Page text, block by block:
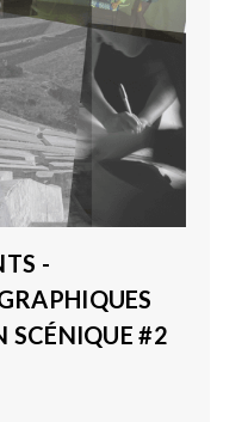
-
SCÉNIQUE #2